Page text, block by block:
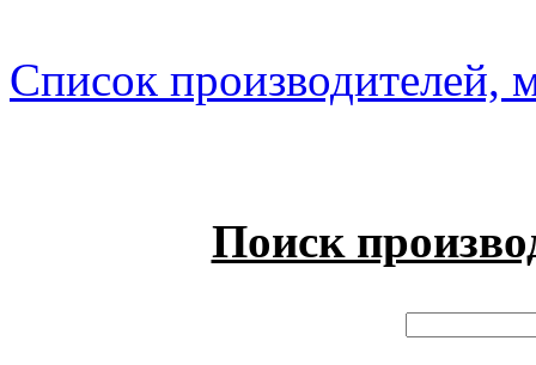
Список производителей,
Поиск